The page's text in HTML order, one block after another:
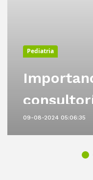
Pediatria
materna
09-08-2024 05:06:35